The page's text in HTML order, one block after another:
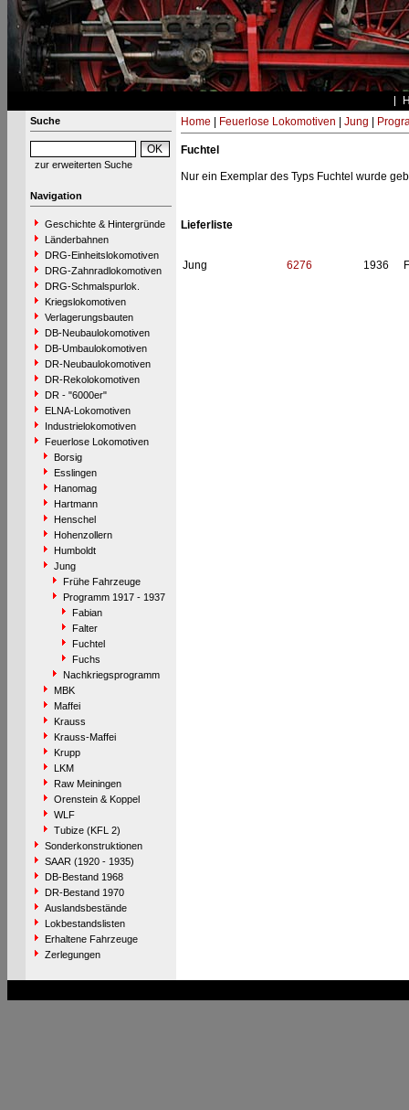
Suche
zur erweiterten Suche
Navigation
Geschichte & Hintergründe
Länderbahnen
DRG-Einheitslokomotiven
DRG-Zahnradlokomotiven
DRG-Schmalspurlok.
Kriegslokomotiven
Verlagerungsbauten
DB-Neubaulokomotiven
DB-Umbaulokomotiven
DR-Neubaulokomotiven
DR-Rekolokomotiven
DR - "6000er"
ELNA-Lokomotiven
Industrielokomotiven
Feuerlose Lokomotiven
Borsig
Esslingen
Hanomag
Hartmann
Henschel
Hohenzollern
Humboldt
Jung
Frühe Fahrzeuge
Programm 1917 - 1937
Fabian
Falter
Fuchtel
Fuchs
Nachkriegsprogramm
MBK
Maffei
Krauss
Krauss-Maffei
Krupp
LKM
Raw Meiningen
Orenstein & Koppel
WLF
Tubize (KFL 2)
Sonderkonstruktionen
SAAR (1920 - 1935)
DB-Bestand 1968
DR-Bestand 1970
Auslandsbestände
Lokbestandslisten
Erhaltene Fahrzeuge
Zerlegungen
Home Feuerlose Lokomotiven Jung
Fuchtel
Nur ein Exemplar des Typs Fuchtel wurde
Lieferliste
Jung 6276 1936